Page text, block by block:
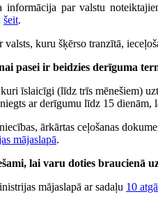
informācija par valstu
šeit.
valsts, kuru šķērso tranzītā,
pasei ir beidzies derīguma
īslaicīgi (līdz trīs mēnešiem)
ar derīgumu līdz 15
ārkārtas ceļošanas
mājaslapā.
lai varu doties braucienā
mājaslapā ar sadaļu 10